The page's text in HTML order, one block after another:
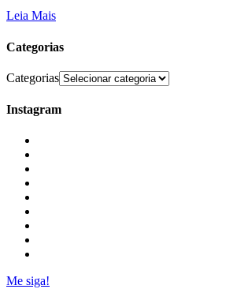
Leia Mais
Categorias
Categorias
Instagram
Me siga!